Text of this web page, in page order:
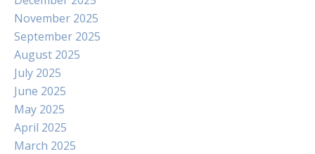
November 2025
September 2025
August 2025
July 2025
June 2025
May 2025
April 2025
March 2025